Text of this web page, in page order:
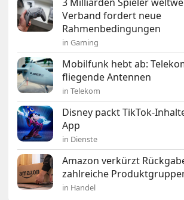
Verband fordert neue
Rahmenbedingungen
in Gaming
Mobilfunk hebt ab:
fliegende Antennen
in Telekom
Disney packt TikTok-
App
in Dienste
Amazon verkürzt
zahlreiche
in Handel